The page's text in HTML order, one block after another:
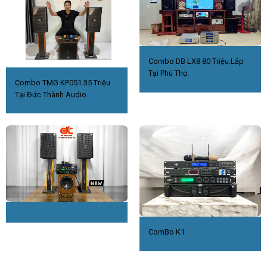
Combo TMG KP051 35 Triệu
Tại Đức Thành Audio.
Combo DB LX8 80 Triệu.Lắp
Tại Phú Thọ.
ComBo K1